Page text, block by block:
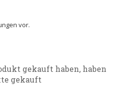
vor.
gekauft haben, haben
gekauft